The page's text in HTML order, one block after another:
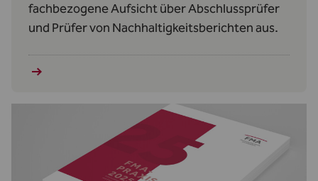
fachbezogene Aufsicht über Abschlussprüfer
und Prüfer von Nachhaltigkeitsberichten aus.